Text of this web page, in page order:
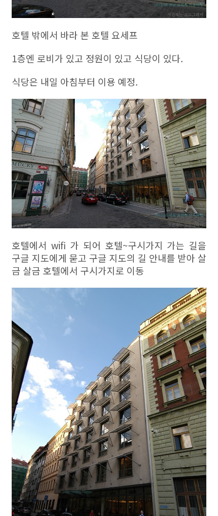
호텔 밖에서 바라 본 호텔 요세프
1층엔 로비가 있고 정원이 있고 식당이 있다.
식당은 내일 아침부터 이용 예정.
호텔에서 wifi 가 되어 호텔~구시가지 가는 길을
구글 지도에게 묻고 구글 지도의 길 안내를 받아 살
금 살금 호텔에서 구시가지로 이동